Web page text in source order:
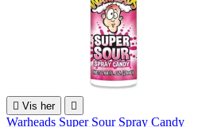
 Vis her 
Warheads Super Sour Spray Candy